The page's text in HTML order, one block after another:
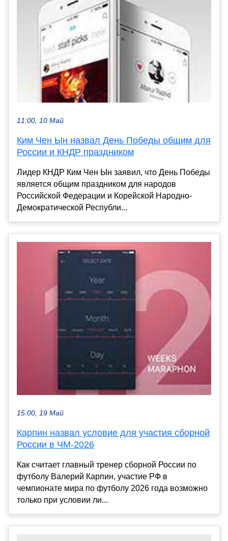
11:00, 10 Май
Ким Чен Ын назвал День Победы общим для
России и КНДР праздником
Лидер КНДР Ким Чен Ын заявил, что День Победы
является общим праздником для народов
Российской Федерации и Корейской Народно-
Демократической Республи...
15:00, 19 Май
Карпин назвал условие для участия сборной
России в ЧМ-2026
Как считает главный тренер сборной России по
футболу Валерий Карпин, участие РФ в
чемпионате мира по футболу 2026 года возможно
только при условии ли...